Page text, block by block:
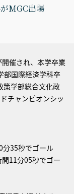
MGC出場
催され、本学卒業
部国際経済学科卒
策学部総合文化政
チャンピオンシッ
分35秒でゴール
11分05秒でゴー